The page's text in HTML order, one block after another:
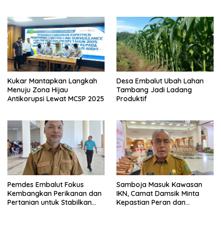
Kukar Mantapkan Langkah
Menuju Zona Hijau
Antikorupsi Lewat MCSP 2025
Desa Embalut Ubah Lahan
Tambang Jadi Ladang
Produktif
Pemdes Embalut Fokus
Kembangkan Perikanan dan
Pertanian untuk Stabilkan
Samboja Masuk Kawasan
IKN, Camat Damsik Minta
Kepastian Peran dan